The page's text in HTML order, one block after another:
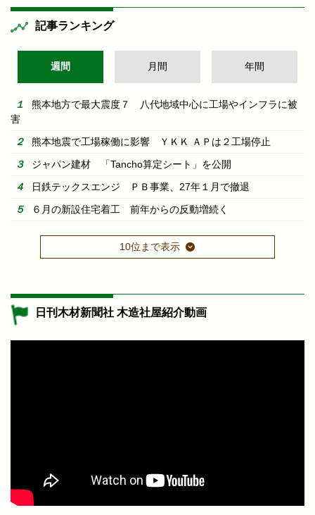
記事ランキング
週間 月間 年間
熊本地方で最大震度７ 八代地域中心に工場やインフラに被
害
熊本地震で工場稼働に影響 ＹＫＫ ＡＰは２工場停止
ジャパン建材 「Tancho算定シート」を公開
日鉄テックスエンジ ＰＢ事業、27年１月で撤退
６月の新設住宅着工 前年からの反動増続く
10位まで表示
日刊木材新聞社 木造社屋紹介動画